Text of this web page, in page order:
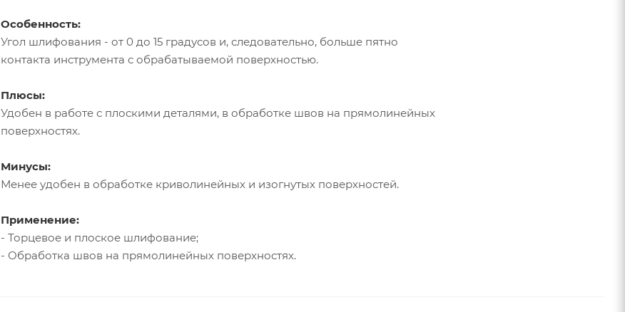
Особенность:
Угол шлифования - от 0 до 15 градусов и, следовательно, больше пятно
контакта инструмента с обрабатываемой поверхностью.
Плюсы:
Удобен в работе с плоскими деталями, в обработке швов на прямолинейных
поверхностях.
Минусы:
Менее удобен в обработке криволинейных и изогнутых поверхностей.
Применение:
- Торцевое и плоское шлифование;
- Обработка швов на прямолинейных поверхностях.